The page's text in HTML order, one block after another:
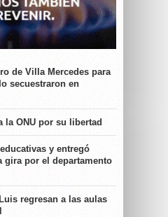
de Villa Mercedes para
secuestraron en
la ONU por su libertad
y entregó
gira por el departamento
regresan a las aulas